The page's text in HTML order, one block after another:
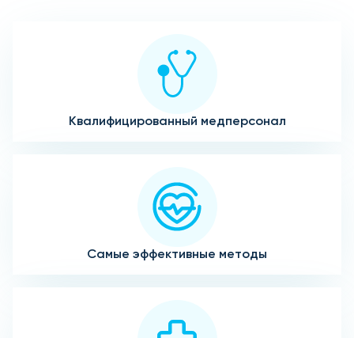
Квалифицированный медперсонал
Самые эффективные методы